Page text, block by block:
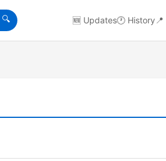
🔍 🆕 Updates🕐 History 📍